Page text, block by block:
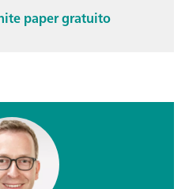
paper gratuito